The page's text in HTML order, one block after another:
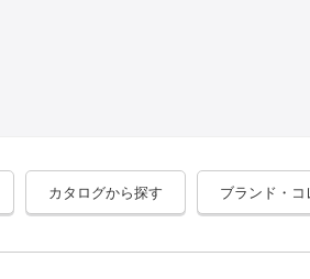
カタログから探す ブランド・